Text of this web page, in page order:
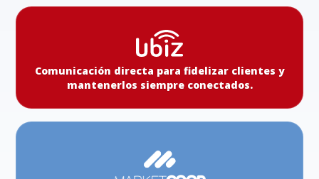
Comunicación directa para fidelizar clientes y
mantenerlos siempre conectados.